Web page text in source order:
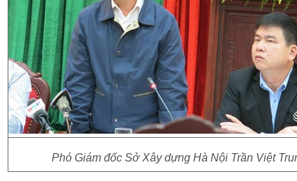
Phó Giám đốc Sở Xây dựng Hà Nội Trần Việt